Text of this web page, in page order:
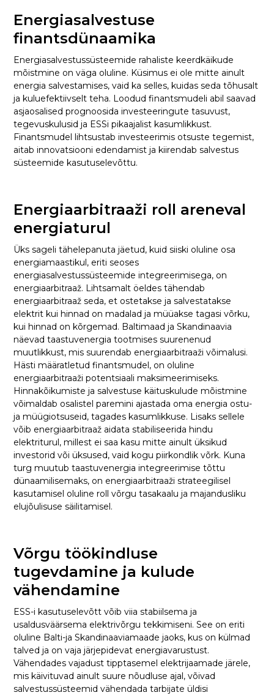
Energiasalvestuse
finantsdünaamika
Energiasalvestussüsteemide rahaliste keerdkäikude
mõistmine on väga oluline. Küsimus ei ole mitte ainult
energia salvestamises, vaid ka selles, kuidas seda tõhusalt
ja kuluefektiivselt teha. Loodud finantsmudeli abil saavad
asjaosalised prognoosida investeeringute tasuvust,
tegevuskulusid ja ESSi pikaajalist kasumlikkust.
Finantsmudel lihtsustab investeerimis otsuste tegemist,
aitab innovatsiooni edendamist ja kiirendab salvestus
süsteemide kasutuselevõttu.
Energiaarbitraaži roll areneval
energiaturul
Üks sageli tähelepanuta jäetud, kuid siiski oluline osa
energiamaastikul, eriti seoses
energiasalvestussüsteemide integreerimisega, on
energiaarbitraaž. Lihtsamalt öeldes tähendab
energiaarbitraaž seda, et ostetakse ja salvestatakse
elektrit kui hinnad on madalad ja müüakse tagasi võrku,
kui hinnad on kõrgemad. Baltimaad ja Skandinaavia
näevad taastuvenergia tootmises suurenenud
muutlikkust, mis suurendab energiaarbitraaži võimalusi.
Hästi määratletud finantsmudel, on oluline
energiaarbitraaži potentsiaali maksimeerimiseks.
Hinnakõikumiste ja salvestuse käituskulude mõistmine
võimaldab osalistel paremini ajastada oma energia ostu-
ja müügiotsuseid, tagades kasumlikkuse. Lisaks sellele
võib energiaarbitraaž aidata stabiliseerida hindu
elektriturul, millest ei saa kasu mitte ainult üksikud
investorid või üksused, vaid kogu piirkondlik võrk. Kuna
turg muutub taastuvenergia integreerimise tõttu
dünaamilisemaks, on energiaarbitraaži strateegilisel
kasutamisel oluline roll võrgu tasakaalu ja majandusliku
elujõulisuse säilitamisel.
Võrgu töökindluse
tugevdamine ja kulude
vähendamine
ESS-i kasutuselevõtt võib viia stabiilsema ja
usaldusväärsema elektrivõrgu tekkimiseni. See on eriti
oluline Balti-ja Skandinaaviamaade jaoks, kus on külmad
talved ja on vaja järjepidevat energiavarustust.
Vähendades vajadust tipptasemel elektrijaamade järele,
mis käivituvad ainult suure nõudluse ajal, võivad
salvestussüsteemid vähendada tarbijate üldisi